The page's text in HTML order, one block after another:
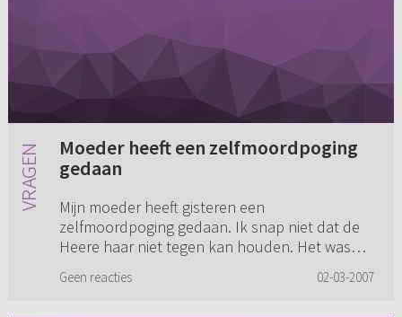
Moeder heeft een zelfmoordpoging
gedaan
Mijn moeder heeft gisteren een
zelfmoordpoging gedaan. Ik snap niet dat de
Heere haar niet tegen kan houden. Het was
moment niet in?
Geen reacties 02-03-2007